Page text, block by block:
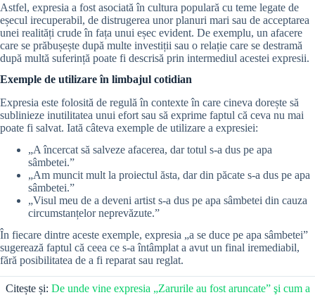
Astfel, expresia a fost asociată în cultura populară cu teme legate de
eșecul irecuperabil, de distrugerea unor planuri mari sau de acceptarea
unei realități crude în fața unui eșec evident. De exemplu, un afacere
care se prăbușește după multe investiții sau o relație care se destramă
după multă suferință poate fi descrisă prin intermediul acestei expresii.
Exemple de utilizare în limbajul cotidian
Expresia este folosită de regulă în contexte în care cineva dorește să
sublinieze inutilitatea unui efort sau să exprime faptul că ceva nu mai
poate fi salvat. Iată câteva exemple de utilizare a expresiei:
„A încercat să salveze afacerea, dar totul s-a dus pe apa
sâmbetei.”
„Am muncit mult la proiectul ăsta, dar din păcate s-a dus pe apa
sâmbetei.”
„Visul meu de a deveni artist s-a dus pe apa sâmbetei din cauza
circumstanțelor neprevăzute.”
În fiecare dintre aceste exemple, expresia „a se duce pe apa sâmbetei”
sugerează faptul că ceea ce s-a întâmplat a avut un final iremediabil,
fără posibilitatea de a fi reparat sau reglat.
Citește și: De unde vine expresia „Zarurile au fost aruncate” şi cum a